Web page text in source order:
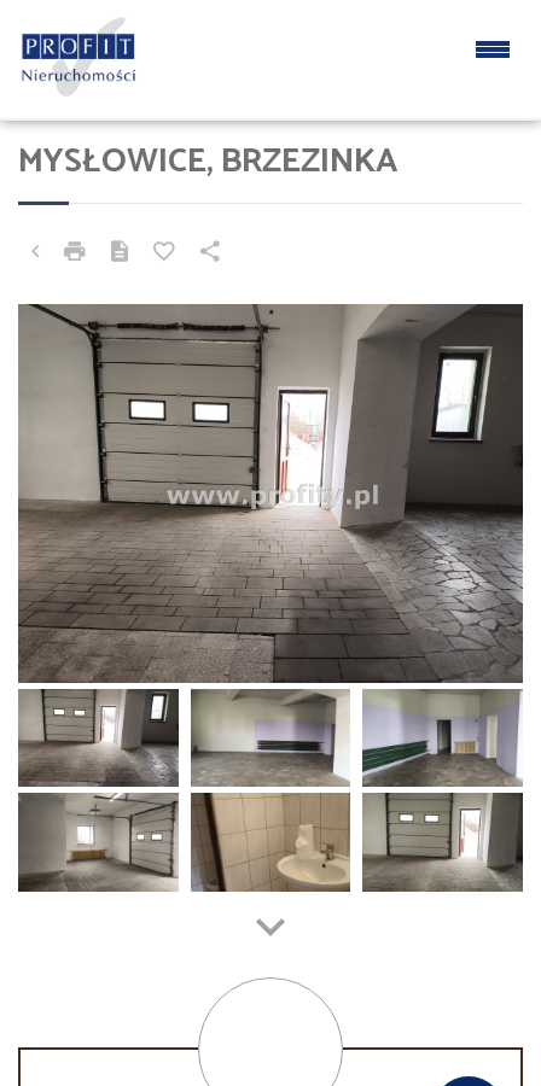
MYSŁOWICE, BRZEZINKA